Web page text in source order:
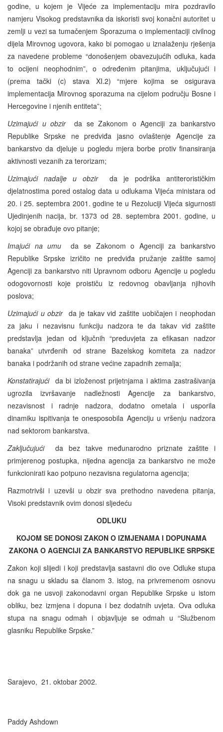
godine, u kojem je Vijeće za implementaciju mira pozdravilo
namjeru Visokog predstavnika da iskoristi svoj konačni autoritet u
zemlji u vezi sa tumačenjem Sporazuma o implementaciji civilnog
dijela Mirovnog ugovora, kako bi pomogao u iznalaženju rješenja
za navedene probleme “donošenjem obavezujućih odluka, kada
to ocijeni neophodnim”, o određenim pitanjima, uključujući i
(prema tački (c) stava XI.2) “mjere kojima se osigurava
implementacija Mirovnog sporazuma na cijelom području Bosne i
Hercegovine i njenih entiteta”;
Uzimajući u obzirda se Zakonom o Agenciji za bankarstvo
Republike Srpske ne predviđa jasno ovlaštenje Agencije za
bankarstvo da djeluje u pogledu mjera borbe protiv finansiranja
aktivnosti vezanih za terorizam;
Uzimajući nadalje u obzirda je podrška antiterorističkim
djelatnostima pored ostalog data u odlukama Vijeća ministara od
20. i 25. septembra 2001. godine te u Rezoluciji Vijeća sigurnosti
Ujedinjenih nacija, br. 1373 od 28. septembra 2001. godine, u
kojoj se obrađuje ovo pitanje;
Imajući na umuda se Zakonom o Agenciji za bankarstvo
Republike Srpske izričito ne predviđa pružanje zaštite samoj
Agenciji za bankarstvo niti Upravnom odboru Agencije u pogledu
odogovornosti koje proističu iz redovnog obavljanja njihovih
poslova;
Uzimajući u obzir da je takav vid zaštite uobičajen i neophodan
za jaku i nezavisnu funkciju nadzora te da takav vid zaštite
predstavlja jedan od ključnih “preduvjeta za efikasan nadzor
banaka” utvrđenih od strane Bazelskog komiteta za nadzor
banaka i podržanih od strane većine zapadnih zemalja;
Konstatirajući da bi izloženost prijetnjama i aktima zastrašivanja
ugrozila izvršavanje nadležnosti Agencije za bankarstvo,
nezavisnost i radnje nadzora, dodatno ometala i usporila
dinamiku ispitivanja te onesposobila Agenciju u vršenju nadzora
nad sektorom bankarstva.
Zaključujući da bez takve međunarodno priznate zaštite i
primjerenog postupka, nijedna agencija za bankarstvo ne može
funkcionirati kao potpuno nezavisna regulatorna agencija;
Razmotrivši i uzevši u obzir sva prethodno navedena pitanja,
Visoki predstavnik ovim donosi sljedeću
ODLUKU
KOJOM SE DONOSI ZAKON O IZMJENAMA I DOPUNAMA
ZAKONA O AGENCIJI ZA BANKARSTVO REPUBLIKE SRPSKE
Zakon koji slijedi i koji predstavlja sastavni dio ove Odluke stupa
na snagu u skladu sa članom 3. istog, na privremenom osnovu
dok ga ne usvoji zakonodavni organ Republike Srpske u istom
obliku, bez izmjena i dopuna i bez dodatnih uvjeta. Ova odluka
stupa na snagu odmah i objavljuje se odmah u “Službenom
glasniku Republike Srpske.”
Sarajevo, 21. oktobar 2002.
Paddy Ashdown